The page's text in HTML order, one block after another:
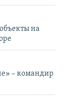
на
– командир